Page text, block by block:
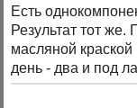
Есть
Результат тот
масляной
день - два и под